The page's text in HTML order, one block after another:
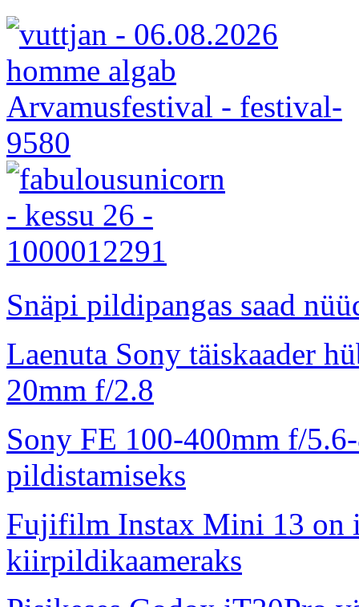
Snäpi pildipangas saad
Laenuta Sony täiskaader
20mm f/2.8
Sony FE 100-400mm f/
pildistamiseks
Fujifilm Instax Mini 13 on
kiirpildikaameraks